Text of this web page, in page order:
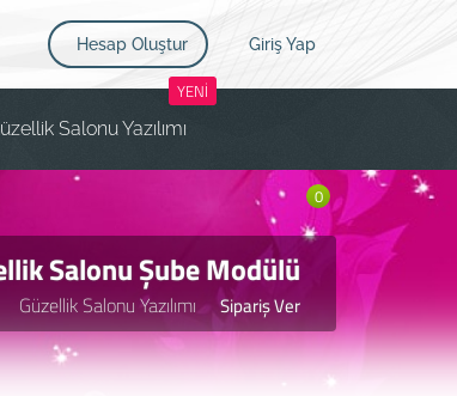
Giriş Yap
Hesap Oluştur
YENİ
Salonu Yazılımı
0
Salonu Şube Modülü
Güzellik Salonu Yazılımı Sipariş Ver